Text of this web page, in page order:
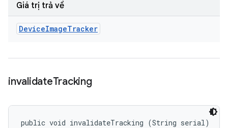
Giá trị trả về
DeviceImageTracker
invalidateTracking
public void invalidateTracking (String serial)